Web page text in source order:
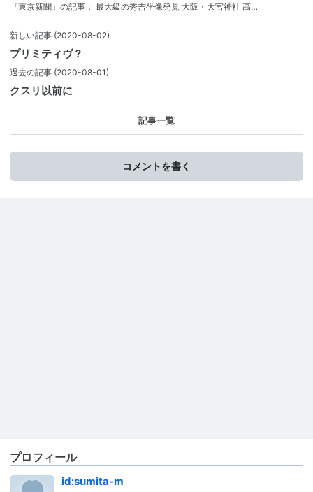
『東京新聞』の記事； 最大級の秀吉坐像発見 大阪・大宮神社 高…
新しい記事 (2020-08-02)
プリミティヴ？
過去の記事 (2020-08-01)
クスリ以前に
記事一覧
コメントを書く
プロフィール
id:sumita-m